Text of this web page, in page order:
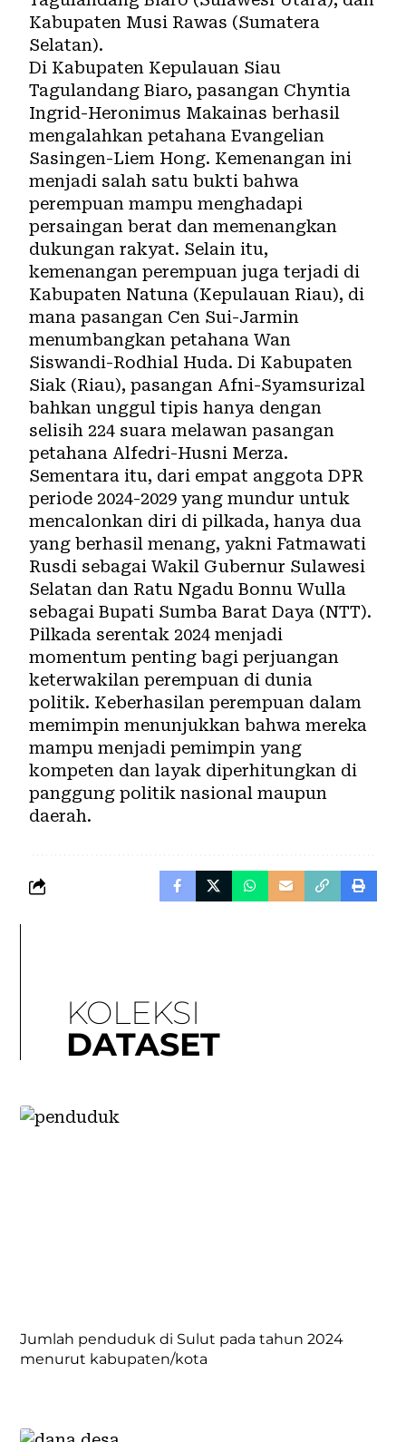
Kabupaten Musi Rawas (Sumatera
Selatan).
Di Kabupaten Kepulauan Siau
Tagulandang Biaro, pasangan Chyntia
Ingrid-Heronimus Makainas berhasil
mengalahkan petahana Evangelian
Sasingen-Liem Hong. Kemenangan ini
menjadi salah satu bukti bahwa
perempuan mampu menghadapi
persaingan berat dan memenangkan
dukungan rakyat. Selain itu,
kemenangan perempuan juga terjadi di
Kabupaten Natuna (Kepulauan Riau), di
mana pasangan Cen Sui-Jarmin
menumbangkan petahana Wan
Siswandi-Rodhial Huda. Di Kabupaten
Siak (Riau), pasangan Afni-Syamsurizal
bahkan unggul tipis hanya dengan
selisih 224 suara melawan pasangan
petahana Alfedri-Husni Merza.
Sementara itu, dari empat anggota DPR
periode 2024-2029 yang mundur untuk
mencalonkan diri di pilkada, hanya dua
yang berhasil menang, yakni Fatmawati
Rusdi sebagai Wakil Gubernur Sulawesi
Selatan dan Ratu Ngadu Bonnu Wulla
sebagai Bupati Sumba Barat Daya (NTT).
Pilkada serentak 2024 menjadi
momentum penting bagi perjuangan
keterwakilan perempuan di dunia
politik. Keberhasilan perempuan dalam
memimpin menunjukkan bahwa mereka
mampu menjadi pemimpin yang
kompeten dan layak diperhitungkan di
panggung politik nasional maupun
daerah.
KOLEKSI
DATASET
Jumlah penduduk di Sulut pada tahun 2024
menurut kabupaten/kota